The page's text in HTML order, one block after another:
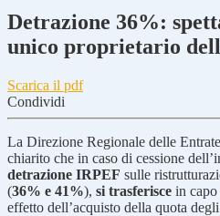
Detrazione 36%:
unico proprietario
Scarica il pdf
Condividi
La Direzione Regionale delle
chiarito che in caso di cessione
detrazione IRPEF sulle
(36% e 41%), si trasferisce in capo
effetto dell’acquisto della quota